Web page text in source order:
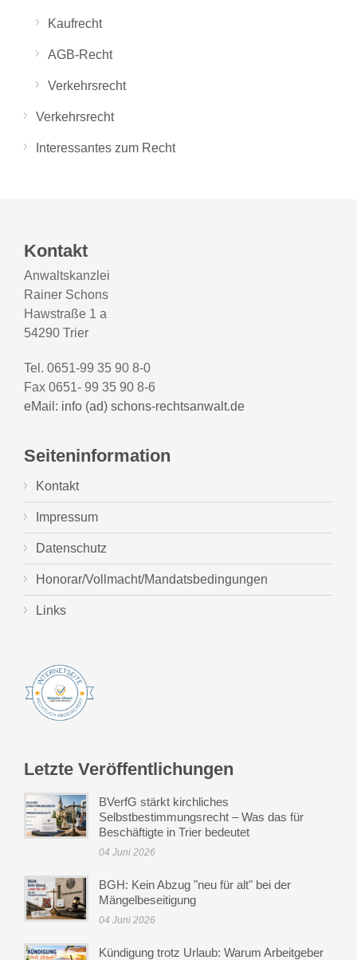
Kaufrecht
AGB-Recht
Verkehrsrecht
Verkehrsrecht
Interessantes zum Recht
Kontakt
Anwaltskanzlei
Rainer Schons
Hawstraße 1 a
54290 Trier
Tel. 0651-99 35 90 8-0
Fax 0651- 99 35 90 8-6
eMail: info (ad) schons-rechtsanwalt.de
Seiteninformation
Kontakt
Impressum
Datenschutz
Honorar/Vollmacht/Mandatsbedingungen
Links
Letzte Veröffentlichungen
BVerfG stärkt kirchliches
Selbstbestimmungsrecht – Was das für
Beschäftigte in Trier bedeutet
04 Juni 2026
BGH: Kein Abzug "neu für alt" bei der
Mängelbeseitigung
04 Juni 2026
Kündigung trotz Urlaub: Warum Arbeitgeber